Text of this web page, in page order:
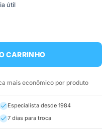
útil
CARRINHO
mais econômico por produto
Especialista desde 1984
7 dias para troca